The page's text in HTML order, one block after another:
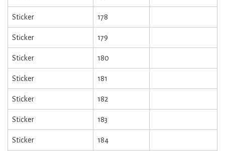
Sticker 178
Sticker 179
Sticker 180
Sticker 181
Sticker 182
Sticker 183
Sticker 184